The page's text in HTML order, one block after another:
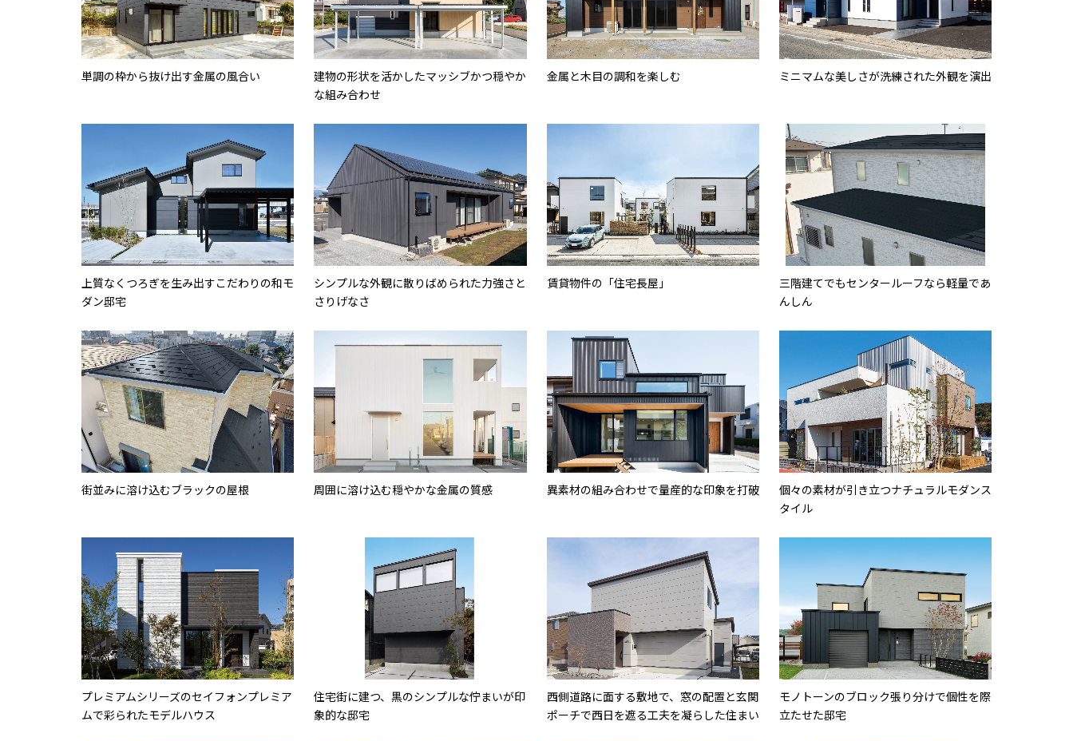
単調の枠から抜け出す金属の風合い
建物の形状を活かしたマッシブかつ穏やか
な組み合わせ
金属と木目の調和を楽しむ ミニマムな美しさが洗練された外観を演出
上質なくつろぎを生み出すこだわりの和モ
ダン邸宅
シンプルな外観に散りばめられた力強さと
さりげなさ
賃貸物件の「住宅長屋」
三階建てでもセンタールーフなら軽量であ
んしん
街並みに溶け込むブラックの屋根 周囲に溶け込む穏やかな金属の質感 異素材の組み合わせで量産的な印象を打破
個々の素材が引き立つナチュラルモダンス
タイル
プレミアムシリーズのセイフォンプレミア
ムで彩られたモデルハウス
住宅街に建つ、黒のシンプルな佇まいが印
象的な邸宅
西側道路に面する敷地で、窓の配置と玄関
ポーチで西日を遮る工夫を凝らした住まい
モノトーンのブロック張り分けで個性を際
立たせた邸宅